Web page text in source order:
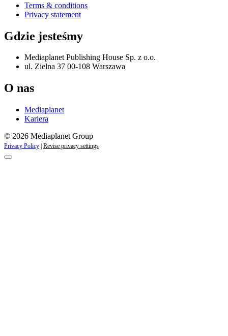
Terms & conditions
Privacy statement
Gdzie jesteśmy
Mediaplanet Publishing House Sp. z o.o.
ul. Zielna 37 00-108 Warszawa
O nas
Mediaplanet
Kariera
© 2026 Mediaplanet Group
Privacy Policy Revise privacy settings